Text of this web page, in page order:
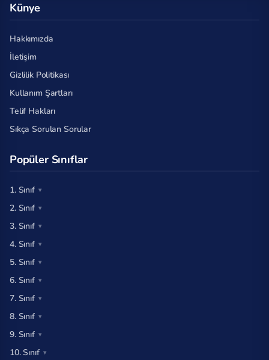
Künye
Hakkımızda
İletişim
Gizlilik Politikası
Kullanım Şartları
Telif Hakları
Sıkça Sorulan Sorular
Popüler Sınıflar
1. Sınıf
2. Sınıf
3. Sınıf
4. Sınıf
5. Sınıf
6. Sınıf
7. Sınıf
8. Sınıf
9. Sınıf
10. Sınıf